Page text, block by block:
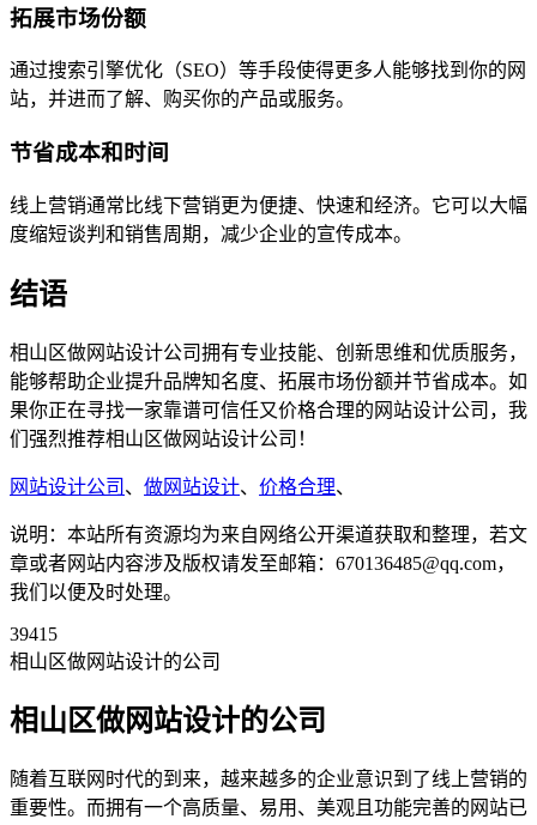
拓展市场份额
通过搜索引擎优化（SEO）等手段使得更多人能够找到你的网
站，并进而了解、购买你的产品或服务。
节省成本和时间
线上营销通常比线下营销更为便捷、快速和经济。它可以大幅
度缩短谈判和销售周期，减少企业的宣传成本。
结语
相山区做网站设计公司拥有专业技能、创新思维和优质服务，
能够帮助企业提升品牌知名度、拓展市场份额并节省成本。如
果你正在寻找一家靠谱可信任又价格合理的网站设计公司，我
们强烈推荐相山区做网站设计公司！
网站设计公司 、 做网站设计、 价格合理、
说明：本站所有资源均为来自网络公开渠道获取和整理，若文
章或者网站内容涉及版权请发至邮箱：670136485@qq.com，
我们以便及时处理。
39415
相山区做网站设计的公司
相山区做网站设计的公司
随着互联网时代的到来，越来越多的企业意识到了线上营销的
重要性。而拥有一个高质量、易用、美观且功能完善的网站已